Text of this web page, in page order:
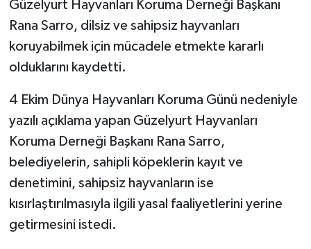
Güzelyurt Hayvanları Koruma Derneği Başkanı
Rana Sarro, dilsiz ve sahipsiz hayvanları
koruyabilmek için mücadele etmekte kararlı
olduklarını kaydetti.
4 Ekim Dünya Hayvanları Koruma Günü nedeniyle
yazılı açıklama yapan Güzelyurt Hayvanları
Koruma Derneği Başkanı Rana Sarro,
belediyelerin, sahipli köpeklerin kayıt ve
denetimini, sahipsiz hayvanların ise
kısırlaştırılmasıyla ilgili yasal faaliyetlerini yerine
getirmesini istedi.
MAGAZİN
Nöbetçi Eczaneler
ÖZEL HABER
SAĞLIK
SPOR